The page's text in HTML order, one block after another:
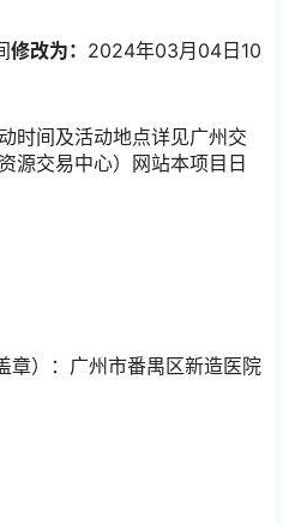
修改为： 2024年03月04日10
时间及活动地点详见广州交
源交易中心）网站本项目日
章）：广州市番禺区新造医院